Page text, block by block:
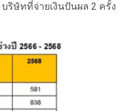
ริษัทที่จ่ายเงินปันผล 2 ครั้ง